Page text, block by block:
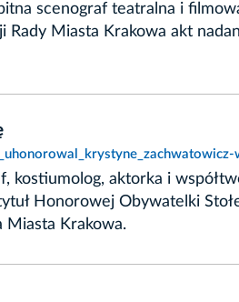
scenograf teatralna i
Miasta Krakowa akt
kostiumolog, aktorka i
Honorowej Obywatelki
Miasta Krakowa.